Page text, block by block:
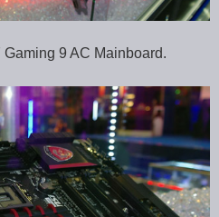
9 AC Mainboard.